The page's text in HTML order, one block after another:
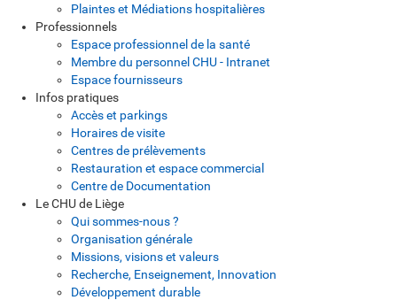
Plaintes et Médiations hospitalières
Professionnels
Espace professionnel de la santé
Membre du personnel CHU - Intranet
Espace fournisseurs
Infos pratiques
Accès et parkings
Horaires de visite
Centres de prélèvements
Restauration et espace commercial
Centre de Documentation
Le CHU de Liège
Qui sommes-nous ?
Organisation générale
Missions, visions et valeurs
Recherche, Enseignement, Innovation
Développement durable